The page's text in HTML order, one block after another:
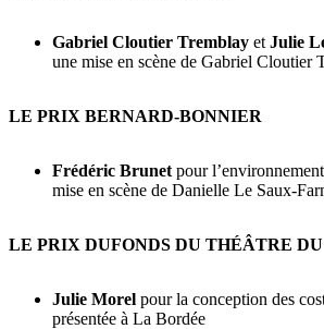
Gabriel Cloutier Tremblay et Julie
une mise en scène de Gabriel Cloutier
LE PRIX BERNARD-BONNIER
Frédéric Brunet pour
mise en scène de Danielle Le Saux-
LE PRIX DUFONDS DU THÉÂTRE
Julie Morel pour la conception des
présentée à La Bordée